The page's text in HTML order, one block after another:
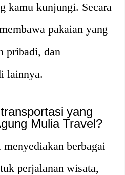
kamu kunjungi. Secara
pakaian yang
pribadi, dan
lainnya.
yang
Mulia Travel?
berbagai
perjalanan wisata,